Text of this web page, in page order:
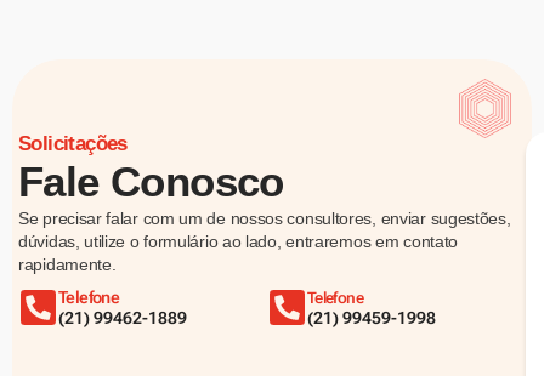
Solicitações
Fale Conosco
Se precisar falar com um de nossos consultores, enviar sugestões,
dúvidas, utilize o formulário ao lado, entraremos em contato
rapidamente.
Telefone
(21) 99462-1889
Telefone
(21) 99459-1998